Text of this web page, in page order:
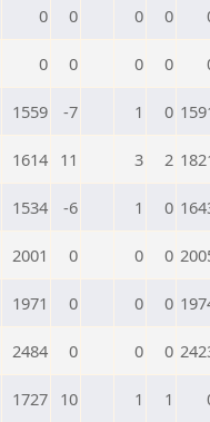
0 0 0 0
0 0 0 0
1559 -7 1 0
1614 11 3 2
1534 -6 1 0
2001 0 0 0
1971 0 0 0
2484 0 0 0
1727 10 1 1